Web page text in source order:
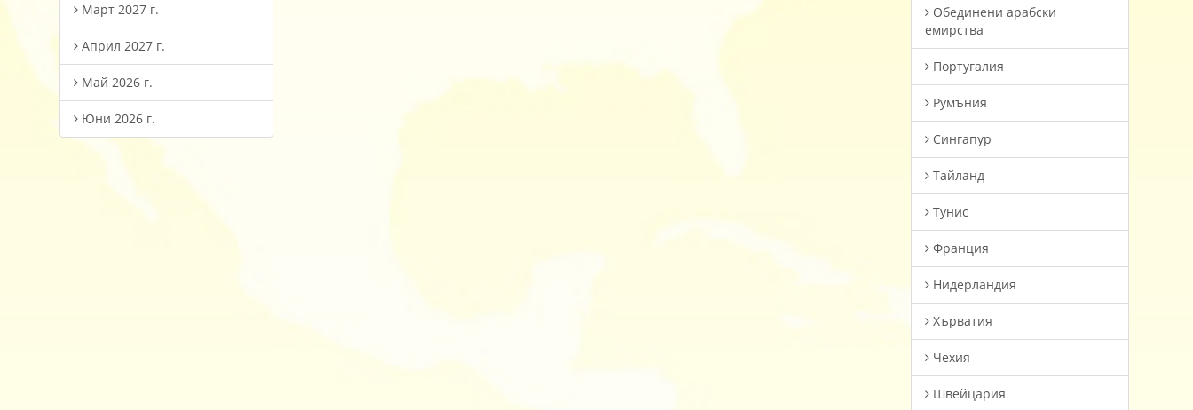
Март 2027 г.
Април 2027 г.
Май 2026 г.
Юни 2026 г.
Oбединени арабски
емирства
Португалия
Румъния
Сингапур
Тайланд
Тунис
Франция
Нидерландия
Хърватия
Чехия
Швейцария